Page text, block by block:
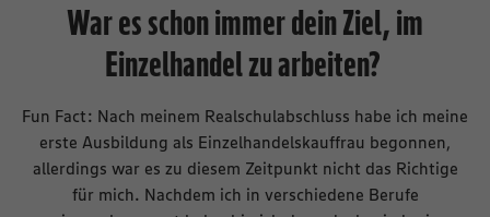
War es schon immer dein Ziel, im
Einzelhandel zu arbeiten?
Fun Fact: Nach meinem Realschulabschluss habe ich meine
erste Ausbildung als Einzelhandelskauffrau begonnen,
allerdings war es zu diesem Zeitpunkt nicht das Richtige
für mich. Nachdem ich in verschiedene Berufe